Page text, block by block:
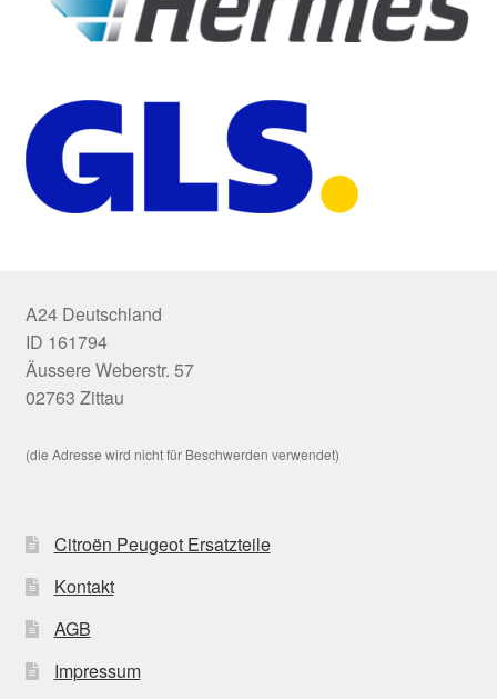
A24 Deutschland
ID 161794
Äussere Weberstr. 57
02763 Zittau
(die Adresse wird nicht für Beschwerden verwendet)
Citroën Peugeot Ersatzteile
Kontakt
AGB
Impressum